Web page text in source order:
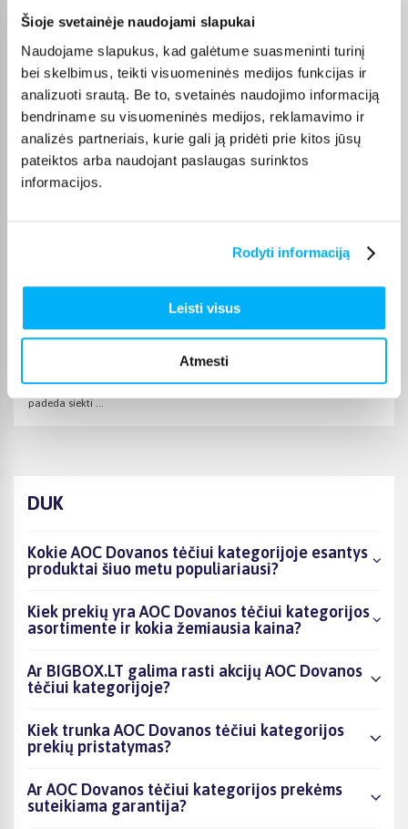
Šioje svetainėje naudojami slapukai
Naudojame slapukus, kad galėtume suasmeninti turinį
bei skelbimus, teikti visuomeninės medijos funkcijas ir
analizuoti srautą. Be to, svetainės naudojimo informaciją
bendriname su visuomeninės medijos, reklamavimo ir
analizės partneriais, kurie gali ją pridėti prie kitos jūsų
pateiktos arba naudojant paslaugas surinktos
informacijos.
Rodyti informaciją
Leisti visus
Atmesti
Marius V.
Viskas gerai ir puikiai veikia
GYTIS M.
Patvirtintas pirkėjas
Viskas sklandžiai ir greitai, niekada nenuvilia
Tomas D.
Rekomenduoju
Vytautas B.
Pirktas žmonai. Labai džiaugiasi jį turėdama, daug sportuoja, tai
padeda siekti ...
DUK
Kokie AOC Dovanos tėčiui kategorijoje esantys
produktai šiuo metu populiariausi?
Kiek prekių yra AOC Dovanos tėčiui kategorijos
asortimente ir kokia žemiausia kaina?
Ar BIGBOX.LT galima rasti akcijų AOC Dovanos
tėčiui kategorijoje?
Kiek trunka AOC Dovanos tėčiui kategorijos
prekių pristatymas?
Ar AOC Dovanos tėčiui kategorijos prekėms
suteikiama garantija?